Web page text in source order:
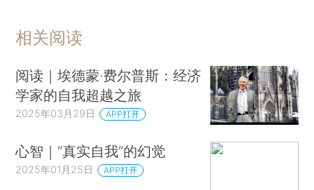
相关阅读
阅读｜埃德蒙·费尔普斯：经济
学家的自我超越之旅
2025年03月29日 APP打开
心智｜“真实自我”的幻觉
2025年01月25日 APP打开